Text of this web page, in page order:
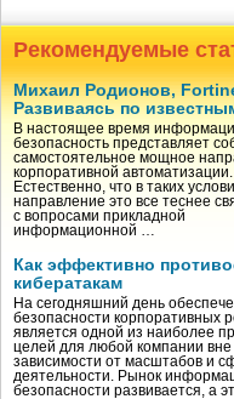
Рекомендуемые
Михаил Родионов,
Развиваясь по
В настоящее время
безопасность представляет
самостоятельное мощное
корпоративной автоматизации.
Естественно, что в таких
направление это все теснее
с вопросами прикладной
информационной …
Как эффективно
кибератакам
На сегодняшний день
безопасности корпоративных
является одной из наиболее
целей для любой компании вне
зависимости от масштабов и
деятельности. Рынок
безопасности развивается, а